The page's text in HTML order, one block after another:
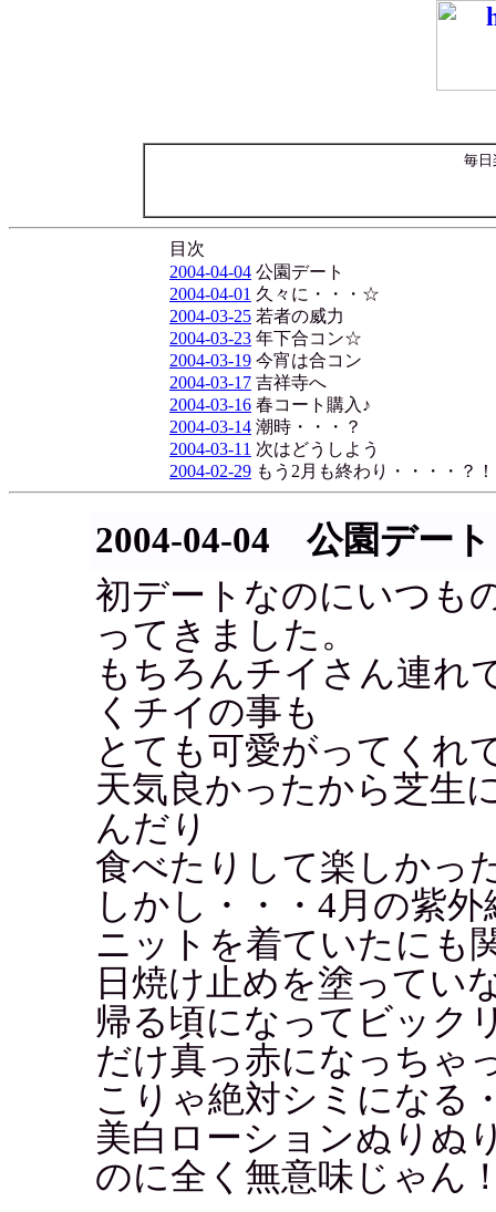
毎日
目次
2004-04-04 公園デート
2004-04-01 久々に・・・☆
2004-03-25 若者の威力
2004-03-23 年下合コン☆
2004-03-19 今宵は合コン
2004-03-17 吉祥寺へ
2004-03-16 春コート購入♪
2004-03-14 潮時・・・？
2004-03-11 次はどうしよう
2004-02-29 もう2月も終わり・・・・？！
2004-04-04 公園デート
初デートなのにいつも
ってきました。
もちろんチイさん連れ
くチイの事も
とても可愛がってくれ
天気良かったから芝生
んだり
食べたりして楽しかっ
しかし・・・4月の紫
ニットを着ていたにも
日焼け止めを塗ってい
帰る頃になってビック
だけ真っ赤になっちゃ
こりゃ絶対シミになる
美白ローションぬりぬ
のに全く無意味じゃん